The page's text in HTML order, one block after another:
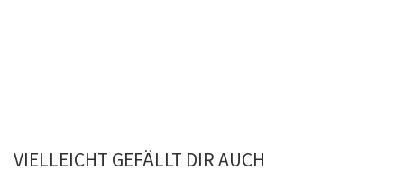
VIELLEICHT GEFÄLLT DIR AUCH